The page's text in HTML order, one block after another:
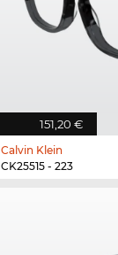
151,20 €
Calvin Klein
CK25515 - 223